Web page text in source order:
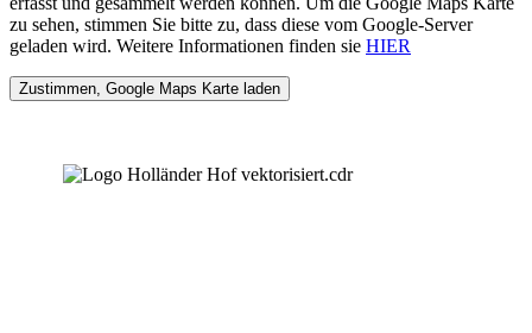
zu sehen, stimmen Sie bitte zu, dass diese vom Google-Server
geladen wird. Weitere Informationen finden sie HIER